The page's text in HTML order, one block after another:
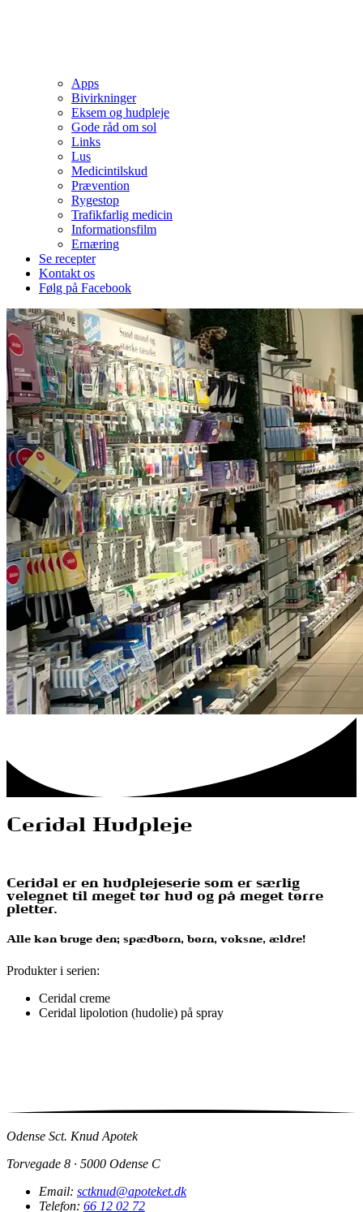
Apps
Bivirkninger
Eksem og hudpleje
Gode råd om sol
Links
Lus
Medicintilskud
Prævention
Rygestop
Trafikfarlig medicin
Informationsfilm
Ernæring
Se recepter
Kontakt os
Følg på Facebook
Ceridal Hudpleje
Ceridal er en hudplejeserie som er særlig
velegnet til meget tør hud og på meget tørre
pletter.
Alle kan bruge den; spædbørn, børn, voksne, ældre!
Produkter i serien:
Ceridal creme
Ceridal lipolotion (hudolie) på spray
Odense Sct. Knud Apotek
Torvegade 8 · 5000 Odense C
Email: sctknud@apoteket.dk
Telefon: 66 12 02 72